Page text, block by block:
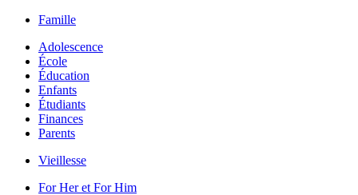
Famille
Adolescence
École
Éducation
Enfants
Étudiants
Finances
Parents
Vieillesse
For Her et For Him